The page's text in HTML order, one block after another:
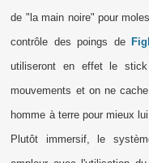
de "la main noire" pour
contrôle des poings de
utiliseront en effet le stick
mouvements et on ne
homme à terre pour mieux
Plutôt immersif, le